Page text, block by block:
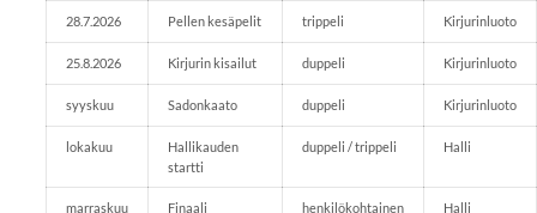
28.7.2026 Pellen kesäpelit trippeli Kirjurinluoto
25.8.2026 Kirjurin kisailut duppeli Kirjurinluoto
syyskuu Sadonkaato duppeli Kirjurinluoto
lokakuu
Hallikauden
startti
duppeli / trippeli Halli
marraskuu Finaali henkilökohtainen Halli